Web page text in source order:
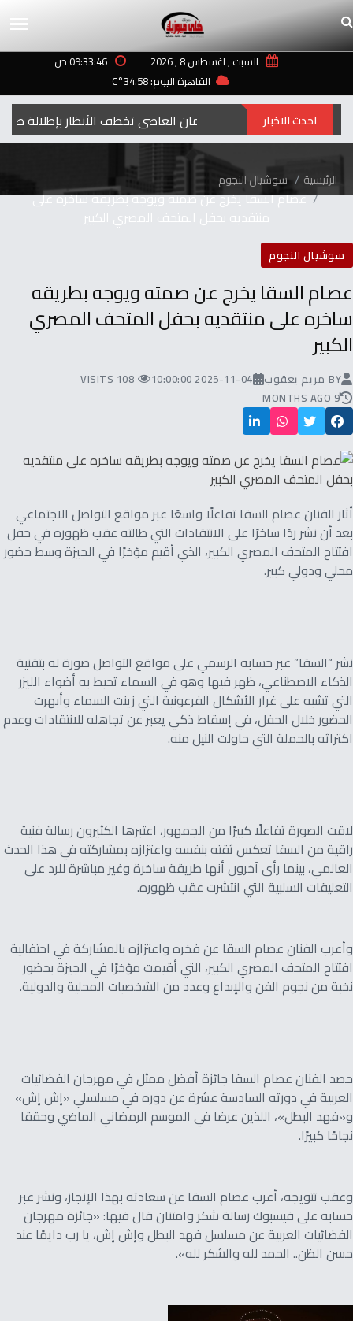
السبت , اغسطس 8 , 2026
09:33:46 ص
القاهرة اليوم: 34.58°C
إيمان العاصي تخطف الأنظار بإطلالة احدث الاخبار
الرئيسية سوشيال النجوم
عصام السقا يخرج عن صمته ويوجه بطريقه ساخره على
منتقديه بحفل المتحف المصري الكبير
سوشيال النجوم
عصام السقا يخرج عن صمته ويوجه بطريقه
ساخره على منتقديه بحفل المتحف المصري
الكبير
BY مريم يعقوب 2025-11-04 10:00:00
108 VISITS
9 MONTHS AGO
أثار الفنان عصام السقا تفاعلًا واسعًا عبر مواقع التواصل الاجتماعي
بعد أن نشر ردًا ساخرًا على الانتقادات التي طالته عقب ظهوره في حفل
افتتاح المتحف المصري الكبير، الذي أقيم مؤخرًا في الجيزة وسط حضور
محلي ودولي كبير.
نشر “السقا” عبر حسابه الرسمي على مواقع التواصل صورة له بتقنية
الذكاء الاصطناعي، ظهر فيها وهو في السماء تحيط به أضواء الليزر
التي تشبه على غرار الأشكال الفرعونية التي زينت السماء وأبهرت
الحضور خلال الحفل، في إسقاط ذكي يعبر عن تجاهله للانتقادات وعدم
اكتراثه بالحملة التي حاولت النيل منه.
لاقت الصورة تفاعلًا كبيرًا من الجمهور، اعتبرها الكثيرون رسالة فنية
راقية من السقا تعكس ثقته بنفسه واعتزازه بمشاركته في هذا الحدث
العالمي، بينما رأى آخرون أنها طريقة ساخرة وغير مباشرة للرد على
التعليقات السلبية التي انتشرت عقب ظهوره.
وأعرب الفنان عصام السقا عن فخره واعتزازه بالمشاركة في احتفالية
افتتاح المتحف المصري الكبير، التي أقيمت مؤخرًا في الجيزة بحضور
نخبة من نجوم الفن والإبداع وعدد من الشخصيات المحلية والدولية.
حصد الفنان عصام السقا جائزة أفضل ممثل في مهرجان الفضائيات
العربية في دورته السادسة عشرة عن دوره في مسلسلي «إش إش»
و«فهد البطل»، اللذين عرضا في الموسم الرمضاني الماضي وحققا
نجاحًا كبيرًا.
وعقب تتويجه، أعرب عصام السقا عن سعادته بهذا الإنجاز، ونشر عبر
حسابه على فيسبوك رسالة شكر وامتنان قال فيها: «جائزة مهرجان
الفضائيات العربية عن مسلسل فهد البطل وإش إش، يا رب دايمًا عند
حسن الظن.. الحمد لله والشكر لله».